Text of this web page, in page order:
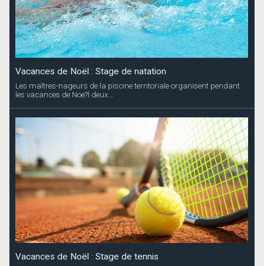
Vacances de Noël : Stage de natation
Les maîtres-nageurs de la piscine territoriale organisent pendant
les vacances de Noe?l deux...
Vacances de Noël : Stage de tennis